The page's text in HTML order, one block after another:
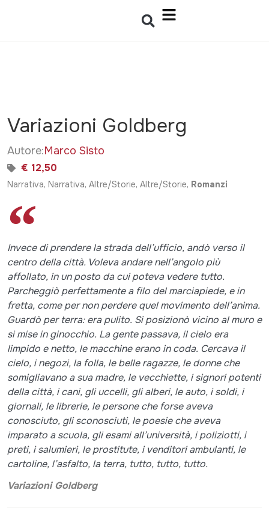
Variazioni Goldberg
Autore:Marco Sisto
€ 12,50
Narrativa, Narrativa, Altre/Storie, Altre/Storie, Romanzi
Invece di prendere la strada dell’ufficio, andò verso il
centro della città. Voleva andare nell’angolo più
affollato, in un posto da cui poteva vedere tutto.
Parcheggiò perfettamente a filo del marciapiede, e in
fretta, come per non perdere quel movimento dell’anima.
Guardò per terra: era pulito. Si posizionò vicino al muro e
si mise in ginocchio. La gente passava, il cielo era
limpido e netto, le macchine erano in coda. Cercava il
cielo, i negozi, la folla, le belle ragazze, le donne che
somigliavano a sua madre, le vecchiette, i signori potenti
della città, i cani, gli uccelli, gli alberi, le auto, i soldi, i
giornali, le librerie, le persone che forse aveva
conosciuto, gli sconosciuti, le poesie che aveva
imparato a scuola, gli esami all’università, i poliziotti, i
preti, i salumieri, le prostitute, i venditori ambulanti, le
cartoline, l’asfalto, la terra, tutto, tutto, tutto.
Variazioni Goldberg